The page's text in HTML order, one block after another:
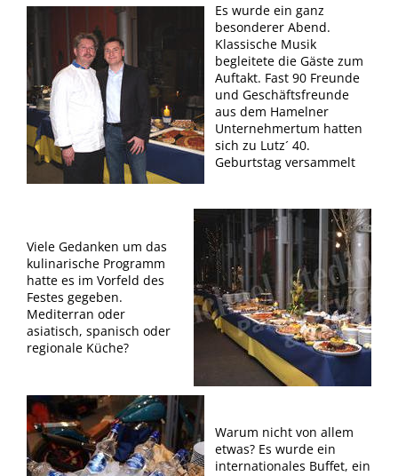
Es wurde ein ganz
besonderer Abend.
Klassische Musik
begleitete die Gäste zum
Auftakt. Fast 90 Freunde
und Geschäftsfreunde
aus dem Hamelner
Unternehmertum hatten
sich zu Lutz´ 40.
Geburtstag versammelt
Viele Gedanken um das
kulinarische Programm
hatte es im Vorfeld des
Festes gegeben.
Mediterran oder
asiatisch, spanisch oder
regionale Küche?
Warum nicht von allem
etwas? Es wurde ein
internationales Buffet, ein